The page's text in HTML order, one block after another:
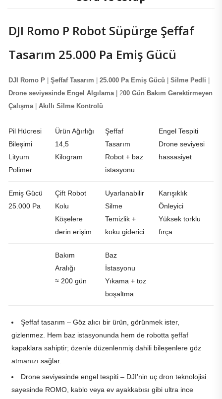
DJI Romo P Robot Süpürge Şeffaf
Tasarım 25.000 Pa Emiş Gücü
DJI Romo P Şeffaf Tasarım 25.000 Pa Emiş Gücü Silme Pedli
Drone seviyesinde Engel Algılama | 200 Gün Bakım Gerektirmeyen
Çalışma
Akıllı Silme Kontrolü
Pil Hücresi
Bileşimi
Lityum
Polimer
Ürün Ağırlığı
14,5
Kilogram
Şeffaf
Tasarım
Robot + baz
istasyonu
Engel Tespiti
Drone seviyesi
hassasiyet
Emiş Gücü
25.000 Pa
Çift Robot
Kolu
Köşelere
derin erişim
Uyarlanabilir
Silme
Temizlik +
koku giderici
Karışıklık
Önleyici
Yüksek torklu
fırça
Bakım
Aralığı
≈ 200 gün
Baz
İstasyonu
Yıkama + toz
boşaltma
Şeffaf tasarım – Göz alıcı bir ürün, görünmek ister,
gizlenmez. Hem baz istasyonunda hem de robotta şeffaf
kapaklara sahiptir; özenle düzenlenmiş dahili bileşenlere göz
atmanızı sağlar.
Drone seviyesinde engel tespiti – DJI’nin uç dron teknolojisi
sayesinde ROMO, kablo veya ev ayakkabısı gibi ultra ince